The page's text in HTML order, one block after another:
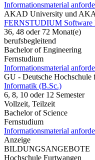
Informationsmaterial
AKAD University und
FERNSTUDIUM Software
36, 48 oder 72 Monat(e)
berufsbegleitend
Bachelor of Engineering
Fernstudium
Informationsmaterial
GU - Deutsche Hochschule
Informatik (B.Sc.)
6, 8, 10 oder 12 Semester
Vollzeit, Teilzeit
Bachelor of Science
Fernstudium
Informationsmaterial
Anzeige
BILDUNGSANGEBOTE
Hochschule Furtwangen